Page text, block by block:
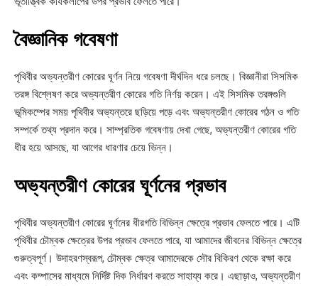
বৈজ্ঞানিক গবেষণা
পৃথিবীর অভ্যন্তরীণ কোরের ঘূর্ণন নিয়ে গবেষণা দীর্ঘদিন ধরে চলছে। বিজ্ঞানীরা সিসমিক
তরঙ্গ বিশ্লেষণ করে অভ্যন্তরীণ কোরের গতি নির্ণয় করেন। এই সিসমিক তরঙ্গগুলি
ভূমিকম্পের সময় পৃথিবীর অভ্যন্তরে ছড়িয়ে পড়ে এবং অভ্যন্তরীণ কোরের গঠন ও গতি
সম্পর্কে তথ্য প্রদান করে। সাম্প্রতিক গবেষণায় দেখা গেছে, অভ্যন্তরীণ কোরের গতি
ধীর হয়ে আসছে, যা আগের ধারণার চেয়ে ভিন্ন।
অভ্যন্তরীণ কোরের ঘূর্ণনের প্রভাব
পৃথিবীর অভ্যন্তরীণ কোরের ঘূর্ণনের ধীরগতি বিভিন্ন ক্ষেত্রে প্রভাব ফেলতে পারে। এটি
পৃথিবীর চৌম্বক ক্ষেত্রের উপর প্রভাব ফেলতে পারে, যা আমাদের জীবনের বিভিন্ন ক্ষেত্রে
গুরুত্বপূর্ণ। উদাহরণস্বরূপ, চৌম্বক ক্ষেত্র আমাদেরকে সৌর বিকিরণ থেকে রক্ষা করে
এবং কম্পাসের মাধ্যমে নির্দিষ্ট দিক নির্ধারণ করতে সাহায্য করে। এছাড়াও, অভ্যন্তরীণ